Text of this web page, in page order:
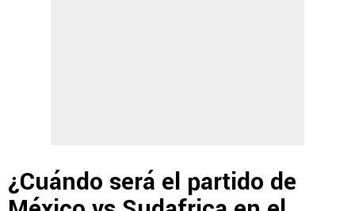
¿Cuándo será el partido de